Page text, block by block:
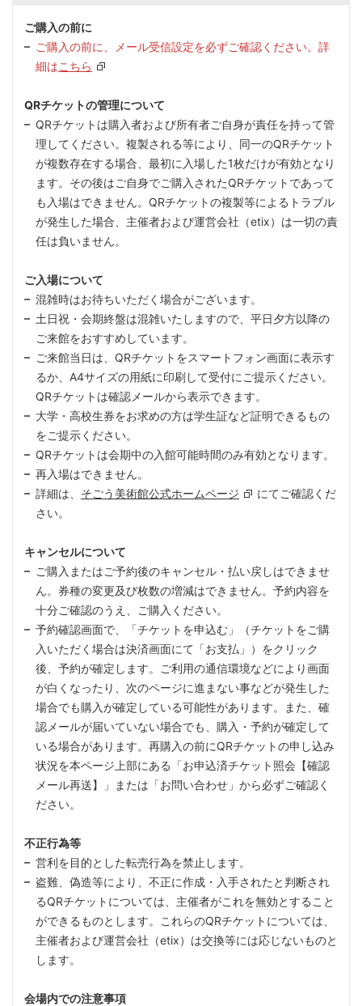
ご購入の前に
ご購入の前に、メール受信設定を必ずご確認ください。詳
細はこちら
QRチケットの管理について
QRチケットは購入者および所有者ご自身が責任を持って管
理してください。複製される等により、同一のQRチケット
が複数存在する場合、最初に入場した1枚だけが有効となり
ます。その後はご自身でご購入されたQRチケットであって
も入場はできません。QRチケットの複製等によるトラブル
が発生した場合、主催者および運営会社（etix）は一切の責
任は負いません。
ご入場について
混雑時はお待ちいただく場合がございます。
土日祝・会期終盤は混雑いたしますので、平日夕方以降の
ご来館をおすすめしています。
ご来館当日は、QRチケットをスマートフォン画面に表示す
るか、A4サイズの用紙に印刷して受付にご提示ください。
QRチケットは確認メールから表示できます。
大学・高校生券をお求めの方は学生証など証明できるもの
をご提示ください。
QRチケットは会期中の入館可能時間のみ有効となります。
再入場はできません。
詳細は、 そごう美術館公式ホームページ
にてご確認くだ
さい。
キャンセルについて
ご購入またはご予約後のキャンセル・払い戻しはできませ
ん。券種の変更及び枚数の増減はできません。予約内容を
十分ご確認のうえ、ご購入ください。
予約確認画面で、「チケットを申込む」（チケットをご購
入いただく場合は決済画面にて「お支払」）をクリック
後、予約が確定します。ご利用の通信環境などにより画面
が白くなったり、次のページに進まない事などが発生した
場合でも購入が確定している可能性があります。また、確
認メールが届いていない場合でも、購入・予約が確定して
いる場合があります。再購入の前にQRチケットの申し込み
状況を本ページ上部にある「お申込済チケット照会【確認
メール再送】」または「お問い合わせ」から必ずご確認く
ださい。
不正行為等
営利を目的とした転売行為を禁止します。
盗難、偽造等により、不正に作成・入手されたと判断され
るQRチケットについては、主催者がこれを無効とすること
ができるものとします。これらのQRチケットについては、
主催者および運営会社（etix）は交換等には応じないものと
します。
会場内での注意事項